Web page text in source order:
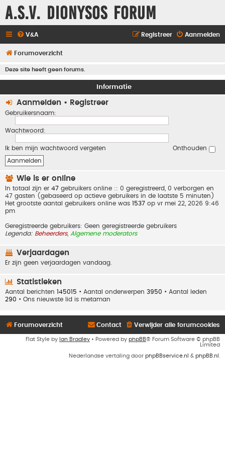
A.S.V. Dionysos Forum
V&A Aanmelden
Registreer
Forumoverzicht
Deze site heeft geen forums.
Informatie
Aanmelden • Registreer
Gebruikersnaam:
Wachtwoord:
Ik ben mijn wachtwoord vergeten Onthouden
Wie is er online
In totaal zijn er 47 gebruikers online :: 0 geregistreerd, 0 verborgen en
47 gasten (gebaseerd op actieve gebruikers in de laatste 5 minuten)
Het grootste aantal gebruikers online was 1537 op vr mei 22, 2026 9:46
pm
Geregistreerde gebruikers: Geen geregistreerde gebruikers
Legenda: Beheerders, Algemene moderators
Verjaardagen
Er zijn geen verjaardagen vandaag.
Statistieken
Aantal berichten 145015 • Aantal onderwerpen 3950 • Aantal leden
290 • Ons nieuwste lid is metaman
Forumoverzicht Verwijder alle forumcookies
Contact
Flat Style by Ian Bradley • Powered by phpBB® Forum Software © phpBB
Limited
Nederlandse vertaling door phpBBservice.nl & phpBB.nl